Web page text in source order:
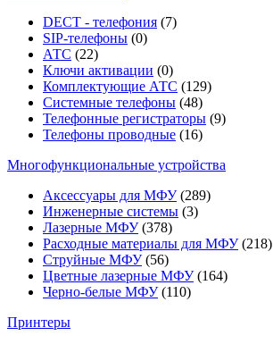
DECT - телефония (7)
SIP-телефоны (0)
АТС (22)
Ключи активации (0)
Комплектующие АТС (129)
Системные телефоны (48)
Телефонные регистраторы (9)
Телефоны проводные (16)
Многофункциональные устройства
Аксессуары для МФУ(289)
Инженерные системы (3)
Лазерные МФУ(378)
Расходные материалы для МФУ(218)
Струйные МФУ(56)
Цветные лазерные МФУ(164)
Черно-белые МФУ(110)
Принтеры